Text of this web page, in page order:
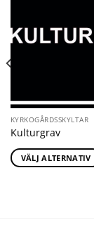
KYRKOGÅRDSSKYLTAR
Kulturgrav
VÄLJ ALTERNATIV